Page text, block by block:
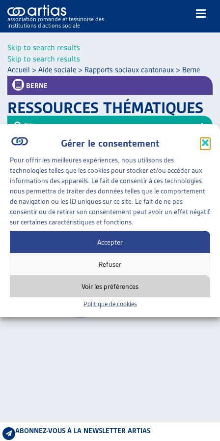
Skip to search results
Gérer le consentement
Pour offrir les meilleures expériences, nous utilisons des
technologies telles que les cookies pour stocker et/ou accéder aux
informations des appareils. Le fait de consentir à ces technologies
nous permettra de traiter des données telles que le comportement
de navigation ou les ID uniques sur ce site. Le fait de ne pas
consentir ou de retirer son consentement peut avoir un effet négatif
sur certaines caractéristiques et fonctions.
Accepter
Refuser
Voir les préférences
Politique de cookies
Skip to search results
association romande et tessinoise des
institutions d’actions sociale
NOS PUBLICATIONS
DOSSIERS DU MOIS
VEILLE
RESSOURCES
THÉMATIQUES
GUIDE SOCIAL ROMAND
AUTRES
ARTIAS
PROJETS ET ACTIVITÉS
Accueil > Aide sociale > Rapports sociaux cantonaux > Berne
BERNE
RESSOURCES THÉMATIQUES
AIDE SOCIALE»RAPPORTS SOCIAUX CANTONAUX
»BERNE
RAPPORTS SOCIAUX
Canton de Berne, dès 2008
Berne
Filtrer
Trier
ABONNEZ-VOUS À LA NEWSLETTER ARTIAS